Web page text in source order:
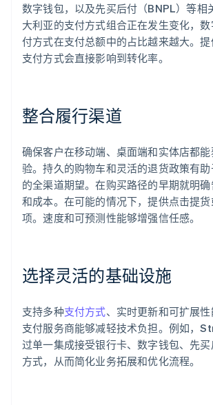
数字钱包，以及先买后付（BNPL）等相
大利亚的支付方式组合正在发生变化，
付方式在支付总额中的占比越来越大。
支付方式会直接影响到转化率。
整合履行渠道
确保客户在移动端、桌面端和实体店都
验。持久的购物车和灵活的退货政策有
的全渠道期望。在购买路径的早期就明
和成本。在可能的情况下，提供点击提
项。速度和可预测性能够增强信任感。
选择灵活的基础设施
支持多种支付方式、实时更新和可扩展
支付服务商能够减轻技术负担。例如，
过单一集成接受银行卡、数字钱包、先
方式，从而简化业务拓展和优化流程。